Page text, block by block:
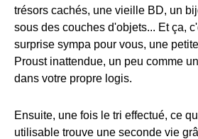
trésors cachés, une vieille BD, un
sous des couches d'objets... Et ça,
surprise sympa pour vous, une
Proust inattendue, un peu comme
dans votre propre logis.
Ensuite, une fois le tri effectué, ce
utilisable trouve une seconde vie